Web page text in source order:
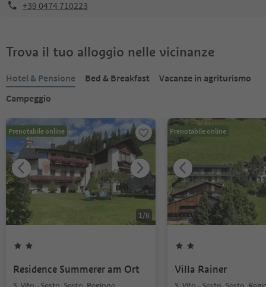
+39 0474 710223
Trova il tuo alloggio nelle vicinanze
Hotel & Pensione Bed & Breakfast
Vacanze in agriturismo
Campeggio
Prenotabile online
1/6
Residence Summerer am Ort
Prenotabile online
Villa Rainer